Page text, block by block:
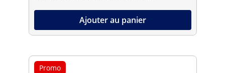
Ajouter au panier
Promo